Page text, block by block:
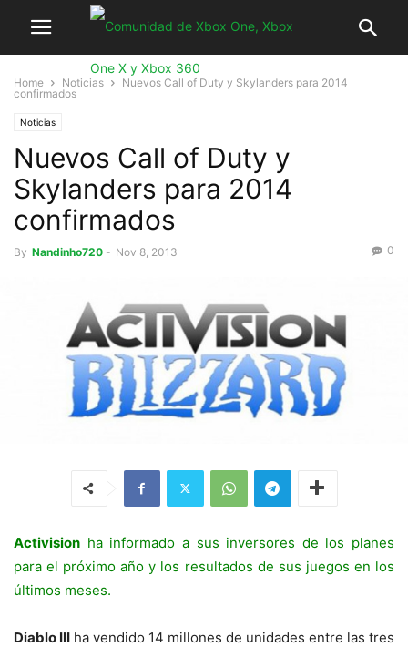
Home Noticias
Nuevos Call of Duty y Skylanders para 2014
confirmados
Noticias
Nuevos Call of Duty y
Skylanders para 2014
confirmados
By Nandinho720 - Nov 8, 2013 0
Activision ha informado a sus inversores de los planes
para el próximo año y los resultados de sus juegos en los
últimos meses.
Diablo III ha vendido 14 millones de unidades entre las tres